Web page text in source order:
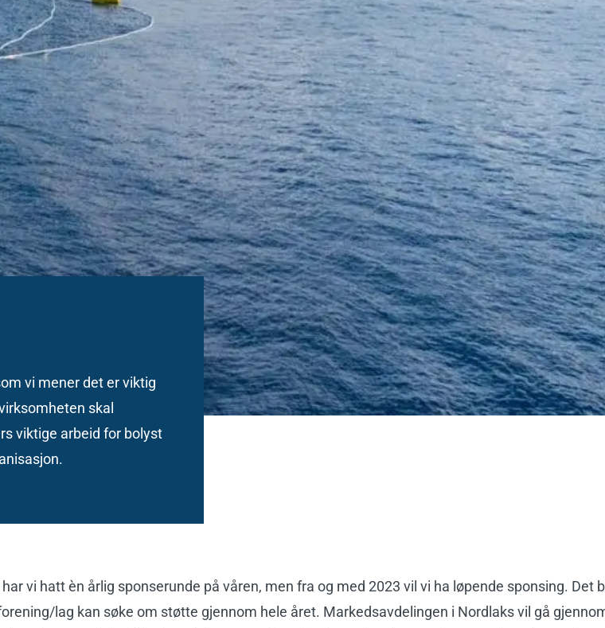
vi mener det er viktig
skal
viktige arbeid for bolyst
vi hatt èn årlig sponserunde på våren, men fra og med 2023 vil vi ha løpende sponsing. Det
lag kan søke om støtte gjennom hele året. Markedsavdelingen i Nordlaks vil gå